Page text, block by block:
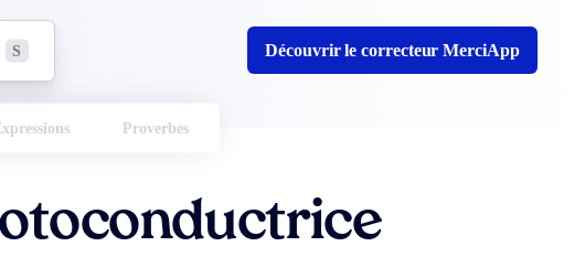
S Découvrir le correcteur MerciApp
Proverbes